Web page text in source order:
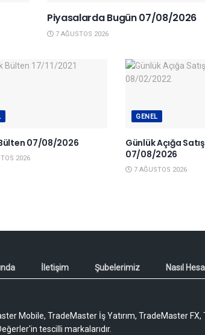
Piyasalarda Bugün 07/08/2026
7 AĞUSTOS 2026
07/08/2026
2026
GENEL
Günlük Açığa
07/08/2026
7 AĞUSTOS 2026
İletişim Şubelerimiz Nasıl
Mobile, TradeMaster İş Yatırım, TradeMaster FX,
tescilli markalarıdır.